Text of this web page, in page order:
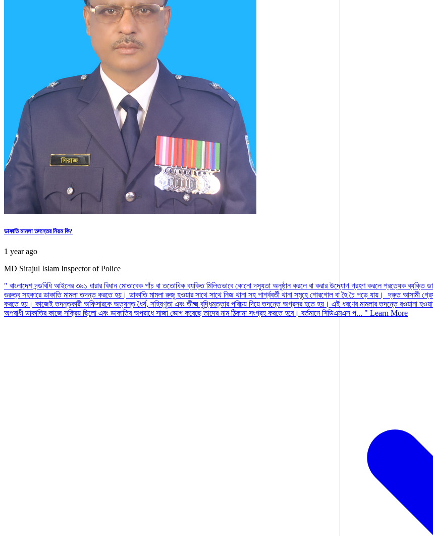
ডাকাতি মামলা তদন্তের নিয়ম কি?
1 year ago
MD Sirajul Islam Inspector of Police
" বাংলাদেশ দন্ডবিধি আইনের ৩৯১ ধারার বিধান মোতাবেক পাঁচ বা ততোধিক ব্যক্তি মিলিতভাবে কোনো দস্যুতা অনুষ্ঠান করলে বা করার উদ্যোগ গ্রহণ করলে প্রত্যেক ব্যক্তি
গুরুত্ব সহকারে ডাকাতি মামলা তদন্ত করতে হয়। ডাকাতি মামলা রুজু হওয়ার সাথে সাথে নিজ থানা সহ পার্শ্ববর্তী থানা সমূহে শোরগোল বা হৈ চৈ পড়ে যায়। দ্রুত আসামী
করতে হয়। কাজেই তদন্তকারী অফিসারকে অত্যন্ত ধৈর্য, সহিষ্ণুতা এবং তীক্ষ্ম বুদ্ধিমত্তার পরিচয় দিয়ে তদন্তে অগ্রসর হতে হয়। এই ধরণের মামলার তদন্তে রওয়ানা
অপরাধী ডাকাতির কাজে সক্রিয় ছিলো এবং ডাকাতির অপরাধে সাজা ভোগ করেছে তাদের নাম ঠিকানা সংগ্রহ করতে হবে। বর্তমানে সিডিএমএস প... " Learn More